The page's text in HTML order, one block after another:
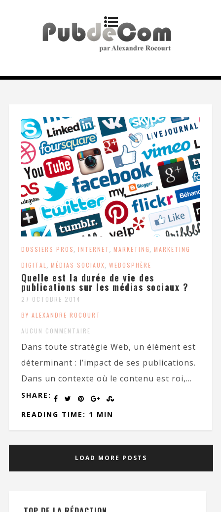
DOSSIERS PROS, INTERNET, MARKETING, MARKETING
DIGITAL , MÉDIAS SOCIAUX, WEBOSPHÈRE
Quelle est la durée de vie des
publications sur les médias sociaux ?
27 OCTOBRE 2014
BY ALEXANDRE ROCOURT
AUCUN COMMENTAIRE
Dans toute stratégie Web, un élément est
déterminant : l’impact de ses publications.
Dans un contexte où le contenu est roi,...
SHARE:
READING TIME: 1 MIN
LOAD MORE POSTS